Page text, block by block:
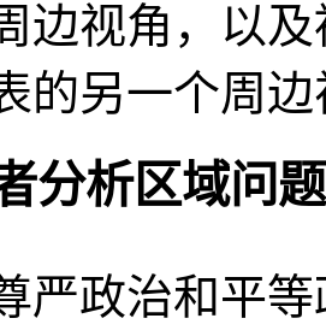
边视角，以
的另一个周
分析区域问题
严政治和平